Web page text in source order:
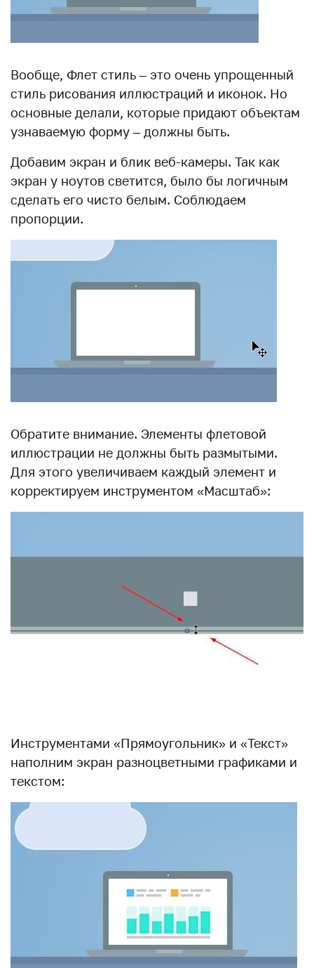
Вообще, Флет стиль – это очень упрощенный
стиль рисования иллюстраций и иконок. Но
основные делали, которые придают объектам
узнаваемую форму – должны быть.
Добавим экран и блик веб-камеры. Так как
экран у ноутов светится, было бы логичным
сделать его чисто белым. Соблюдаем
пропорции.
Обратите внимание. Элементы флетовой
иллюстрации не должны быть размытыми.
Для этого увеличиваем каждый элемент и
корректируем инструментом «Масштаб»:
Инструментами «Прямоугольник» и «Текст»
наполним экран разноцветными графиками и
текстом: